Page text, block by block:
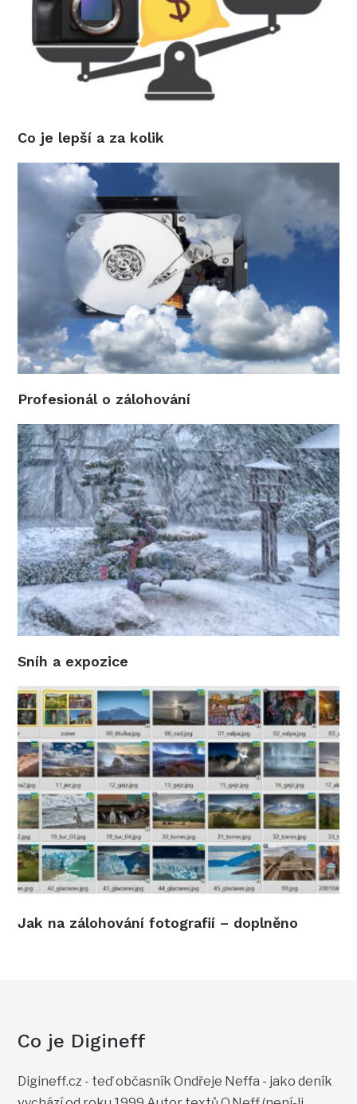
Co je lepší a za kolik
Profesionál o zálohování
Sníh a expozice
Jak na zálohování fotografií – doplněno
Co je Digineff
Digineff.cz - teď občasník Ondřeje Neffa - jako deník